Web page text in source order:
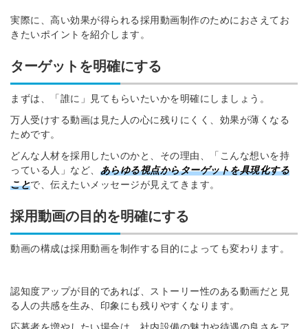
実際に、高い効果が得られる採用動画制作のためにおさえてお
きたいポイントを紹介します。
ターゲットを明確にする
まずは、「誰に」見てもらいたいかを明確にしましょう。
万人受けする動画は見た人の心に残りにくく、効果が薄くなる
ためです。
どんな人材を採用したいのかと、その理由、「こんな想いを持
っている人」など、 あらゆる視点からターゲットを具現化する
ことで、伝えたいメッセージが見えてきます。
採用動画の目的を明確にする
動画の構成は採用動画を制作する目的によっても変わります。
認知度アップが目的であれば、ストーリー性のある動画だと見
る人の共感を生み、印象にも残りやすくなります。